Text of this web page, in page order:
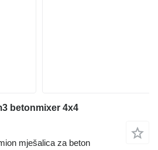
betonmixer 4x4
mješalica za beton